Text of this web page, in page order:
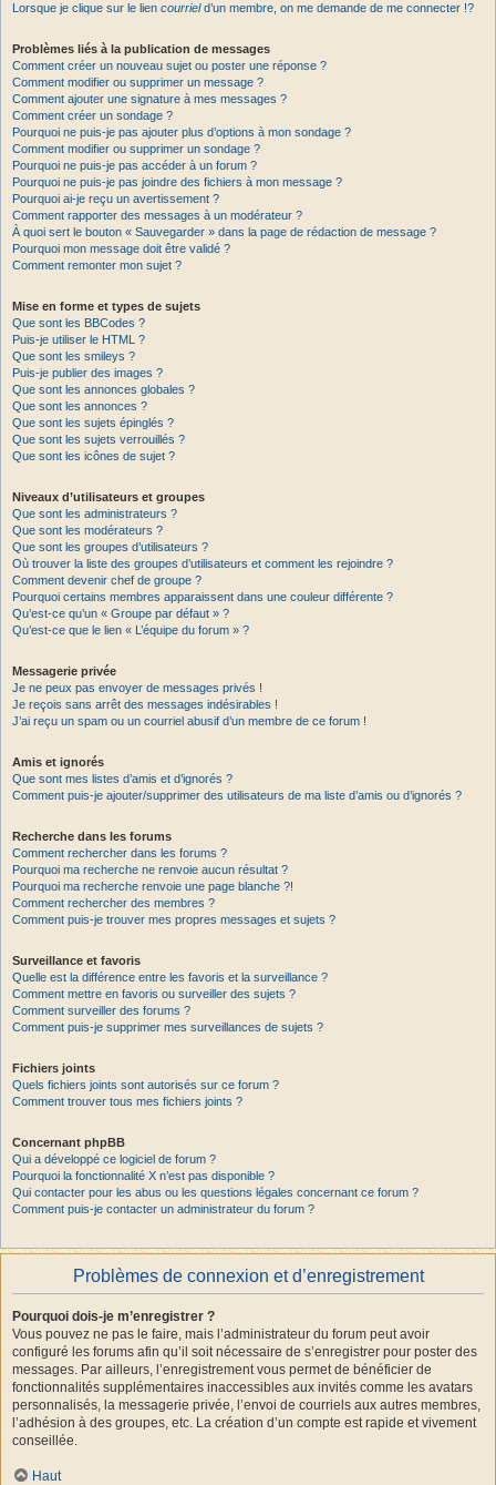
Lorsque je clique sur le lien courrield’un membre, on me demande de me connecter !?
Problèmes liés à la publication de messages
Comment créer un nouveau sujet ou poster une réponse ?
Comment modifier ou supprimer un message ?
Comment ajouter une signature à mes messages ?
Comment créer un sondage ?
Pourquoi ne puis-je pas ajouter plus d’options à mon sondage ?
Comment modifier ou supprimer un sondage ?
Pourquoi ne puis-je pas accéder à un forum ?
Pourquoi ne puis-je pas joindre des fichiers à mon message ?
Pourquoi ai-je reçu un avertissement ?
Comment rapporter des messages à un modérateur ?
À quoi sert le bouton « Sauvegarder » dans la page de rédaction de message ?
Pourquoi mon message doit être validé ?
Comment remonter mon sujet ?
Mise en forme et types de sujets
Que sont les BBCodes ?
Puis-je utiliser le HTML ?
Que sont les smileys ?
Puis-je publier des images ?
Que sont les annonces globales ?
Que sont les annonces ?
Que sont les sujets épinglés ?
Que sont les sujets verrouillés ?
Que sont les icônes de sujet ?
Niveaux d’utilisateurs et groupes
Que sont les administrateurs ?
Que sont les modérateurs ?
Que sont les groupes d’utilisateurs ?
Où trouver la liste des groupes d’utilisateurs et comment les rejoindre ?
Comment devenir chef de groupe ?
Pourquoi certains membres apparaissent dans une couleur différente ?
Qu’est-ce qu’un « Groupe par défaut » ?
Qu’est-ce que le lien « L’équipe du forum » ?
Messagerie privée
Je ne peux pas envoyer de messages privés !
Je reçois sans arrêt des messages indésirables !
J’ai reçu un spam ou un courriel abusif d’un membre de ce forum !
Amis et ignorés
Que sont mes listes d’amis et d’ignorés ?
Comment puis-je ajouter/supprimer des utilisateurs de ma liste d’amis ou d’ignorés ?
Recherche dans les forums
Comment rechercher dans les forums ?
Pourquoi ma recherche ne renvoie aucun résultat ?
Pourquoi ma recherche renvoie une page blanche ?!
Comment rechercher des membres ?
Comment puis-je trouver mes propres messages et sujets ?
Surveillance et favoris
Quelle est la différence entre les favoris et la surveillance ?
Comment mettre en favoris ou surveiller des sujets ?
Comment surveiller des forums ?
Comment puis-je supprimer mes surveillances de sujets ?
Fichiers joints
Quels fichiers joints sont autorisés sur ce forum ?
Comment trouver tous mes fichiers joints ?
Concernant phpBB
Qui a développé ce logiciel de forum ?
Pourquoi la fonctionnalité X n’est pas disponible ?
Qui contacter pour les abus ou les questions légales concernant ce forum ?
Comment puis-je contacter un administrateur du forum ?
Problèmes de connexion et d’enregistrement
Pourquoi dois-je m’enregistrer ?
Vous pouvez ne pas le faire, mais l’administrateur du forum peut avoir
configuré les forums afin qu’il soit nécessaire de s’enregistrer pour poster des
messages. Par ailleurs, l’enregistrement vous permet de bénéficier de
fonctionnalités supplémentaires inaccessibles aux invités comme les avatars
personnalisés, la messagerie privée, l’envoi de courriels aux autres membres,
l’adhésion à des groupes, etc. La création d’un compte est rapide et vivement
conseillée.
Haut